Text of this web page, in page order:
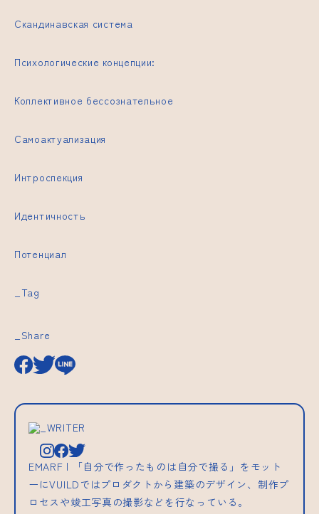
Скандинавская система
Психологические концепции:
Коллективное бессознательное
Самоактуализация
Интроспекция
Идентичность
Потенциал
_Tag
_Share
_WRITER
EMARF | 「自分で作ったものは自分で撮る」をモット
ーにVUILDではプロダクトから建築のデザイン、制作プ
ロセスや竣工写真の撮影などを行なっている。